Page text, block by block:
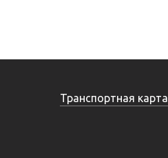
Транспортная карта